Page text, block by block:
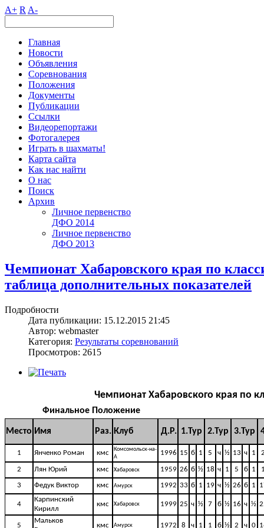
A+ R A-
Главная
Новости
Объявления
Соревнования
Положения
Документы
Публикации
Ссылки
Видеорепортажи
Фотогалерея
Играть в шахматы!
Карта сайта
Как нас найти
О нас
Поиск
Архив
Личное первенство
ДФО 2014
Личное первенство
ДФО 2013
Чемпионат Хабаровского края по
таблица дополнительных показателей
Подробности
Дата публикации: 15.12.2015 21:45
Автор: webmaster
Категория: Результаты соревнований
Просмотров: 2615
Чемпионат Хабаровского края по
Финальное Положение
Место Имя Раз. Клуб Д.Р. 1.Тур 2.Тур 3.Тур
1 Янченко Роман кмс
Комсомольск-на-
А
1996 15 б 1 5 ч ½ 13 ч 1
2 Лян Юрий кмс Хабаровск 1959 26 б ½ 18 ч 1 5 б 1
3 Федук Виктор кмс Амурск 1992 33 б 1 19 ч ½ 26 б 1
4
Карпинский
Кирилл
кмс Хабаровск 1999 25 ч ½ 7 б ½ 16 ч ½
5
Мальков
кмс Амурск 1972 8 ч 1 1 б ½ 2 ч 0